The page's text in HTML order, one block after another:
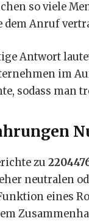
so viele
dem Anruf
Antwort
im
sodass man
zu
neutralen
eines